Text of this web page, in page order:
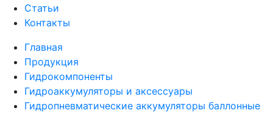
Статьи
Контакты
Главная
Продукция
Гидрокомпоненты
Гидроаккумуляторы и аксессуары
Гидропневматические аккумуляторы баллонные